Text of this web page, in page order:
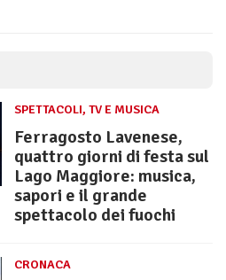
SPETTACOLI, TV E MUSICA
Ferragosto Lavenese,
quattro giorni di festa sul
Lago Maggiore: musica,
sapori e il grande
spettacolo dei fuochi
CRONACA